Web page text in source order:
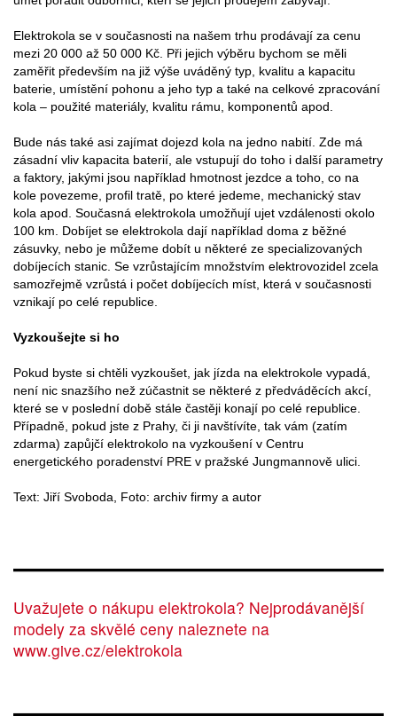
Elektrokola se v současnosti na našem trhu prodávají za cenu
mezi 20 000 až 50 000 Kč. Při jejich výběru bychom se měli
zaměřit především na již výše uváděný typ, kvalitu a kapacitu
baterie, umístění pohonu a jeho typ a také na celkové zpracování
kola – použité materiály, kvalitu rámu, komponentů apod.
Bude nás také asi zajímat dojezd kola na jedno nabití. Zde má
zásadní vliv kapacita baterií, ale vstupují do toho i další parametry
a faktory, jakými jsou například hmotnost jezdce a toho, co na
kole povezeme, profil tratě, po které jedeme, mechanický stav
kola apod. Současná elektrokola umožňují ujet vzdálenosti okolo
100 km. Dobíjet se elektrokola dají například doma z běžné
zásuvky, nebo je můžeme dobít u některé ze specializovaných
dobíjecích stanic. Se vzrůstajícím množstvím elektrovozidel zcela
samozřejmě vzrůstá i počet dobíjecích míst, která v současnosti
vznikají po celé republice.
Vyzkoušejte si ho
Pokud byste si chtěli vyzkoušet, jak jízda na elektrokole vypadá,
není nic snazšího než zúčastnit se některé z předváděcích akcí,
které se v poslední době stále častěji konají po celé republice.
Případně, pokud jste z Prahy, či ji navštívíte, tak vám (zatím
zdarma) zapůjčí elektrokolo na vyzkoušení v Centru
energetického poradenství PRE v pražské Jungmannově ulici.
Text: Jiří Svoboda, Foto: archiv firmy a autor
Uvažujete o nákupu elektrokola? Nejprodávanější
modely za skvělé ceny naleznete na
www.give.cz/elektrokola